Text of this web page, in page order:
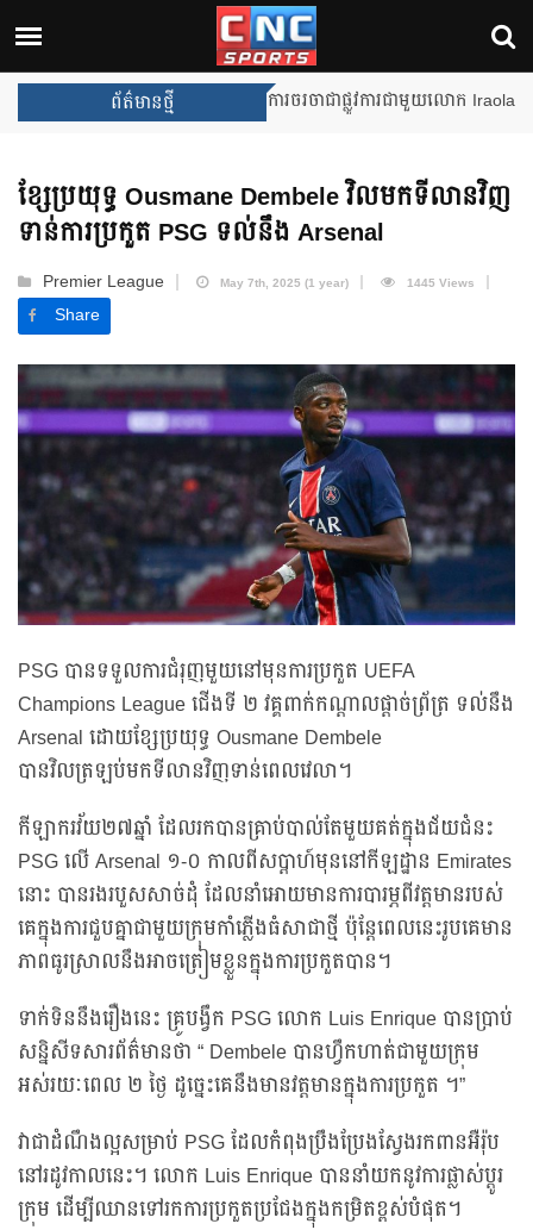
ព័ត៌មានថ្មី Unai Emery សន្យាថានឹងឈ្នះពាន
ខ្សែប្រយុទ្ធ Ousmane Dembele វិលមកទីលានវិញ
ទាន់ការប្រកួត PSG ទល់នឹង Arsenal
Premier League May 7th, 2025 (1 year) 1445 Views
Share
PSG បានទទួលការជំរុញមួយនៅមុនការប្រកួត UEFA
Champions League ជើងទី ២ វគ្គពាក់កណ្តាលផ្តាច់ព្រ័ត្រ ទល់នឹង
Arsenal ដោយខ្សែប្រយុទ្ធ Ousmane Dembele
បានវិលត្រឡប់មកទីលានវិញទាន់ពេលវេលា។
កីឡាករវ័យ២៧ឆ្នាំ ដែលរកបានគ្រាប់បាល់តែមួយគត់ក្នុងជ័យជំនះ
PSG លើ Arsenal ១-០ កាលពីសប្តាហ៍មុននៅកីឡដ្ឋាន Emirates
នោះ បានរងរបួសសាច់ដុំ ដែលនាំអោយមានការបារម្ភពីវត្តមានរបស់
គេក្នុងការជួបគ្នាជាមួយក្រុមកាំភ្លើងធំសាជាថ្មី ប៉ុន្តែពេលនេះរូបគេមាន
ភាពធូរស្រាលនឹងអាចត្រៀមខ្លួនក្នុងការប្រកួតបាន។
ទាក់ទិននឹងរឿងនេះ គ្រូបង្វឹក PSG លោក Luis Enrique បានប្រាប់
សន្និសីទសារព័ត៌មានថា “ Dembele បានហ្វឹកហាត់ជាមួយក្រុម
អស់រយៈពេល ២ ថ្ងៃ ដូច្នេះគេនឹងមានវត្តមានក្នុងការប្រកួត ។”
វាជាដំណឹងល្អសម្រាប់ PSG ដែលកំពុងប្រឹងប្រែងស្វែងរកពានអឺរ៉ុប
នៅរដូវកាលនេះ។ លោក Luis Enrique បាននាំយកនូវការផ្លាស់ប្តូរ
ក្រុម ដើម្បីឈានទៅរកការប្រកួតប្រជែងក្នុងកម្រិតខ្ពស់បំផុត។